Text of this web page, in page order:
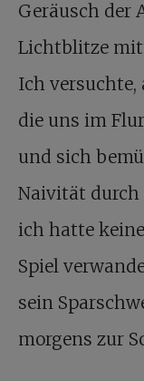
Geräusch der
Lichtblitze
Ich versuchte,
die uns im
und sich
Naivität durch
ich hatte
Spiel
sein
morgens zur